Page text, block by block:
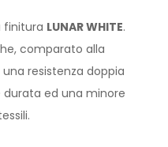
finitura LUNAR WHITE.
comparato alla
resistenza doppia
durata ed una minore